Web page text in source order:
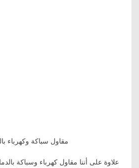
مقاول سباكة وكهرباء
علاوة على أننا مقاول كهرباء وسباكة